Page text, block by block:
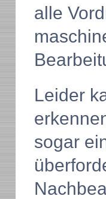
alle
Leider
sogar